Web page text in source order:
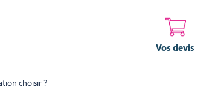
Vos devis
choisir ?